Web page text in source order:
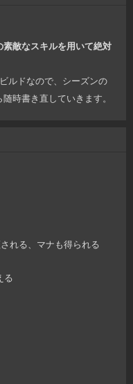
敵なスキルを用いて絶対
ルドなので、シーズンの
時書き直していきます。
れる、マナも得られる
る